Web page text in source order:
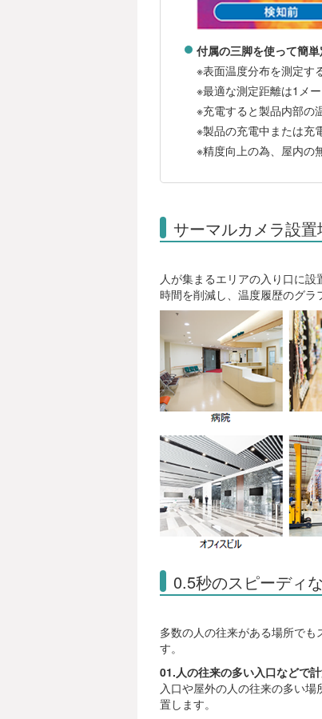
付属の三脚を使って簡
※表面温度分布を測定す
※最適な測定距離は1メ
※充電すると製品内部の
※製品の充電中または充
※精度向上の為、屋内の
サーマルカメラ設置
人が集まるエリアの入り口に設
時間を削減し、温度履歴のグラ
0.5秒のスピーディ
多数の人の往来がある場所で
す。
01.人の往来の多い入口などで計
入口や屋外の人の往来の多い場
置します。